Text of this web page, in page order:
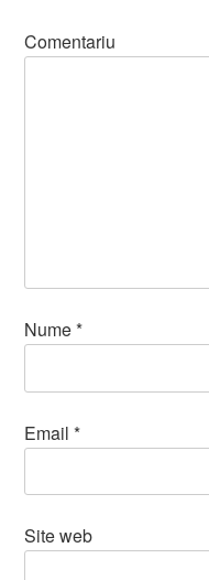
Comentariu
Nume*
Email*
Site web